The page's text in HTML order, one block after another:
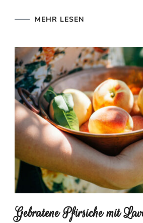
MEHR LESEN
Gebratene Pfirsiche mit